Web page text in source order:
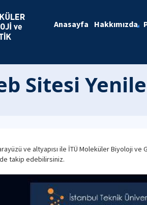
Anasayfa Hakkımızda
Sitesi
ve altyapısı ile İTÜ Moleküler Biyoloji
takip edebilirsiniz.